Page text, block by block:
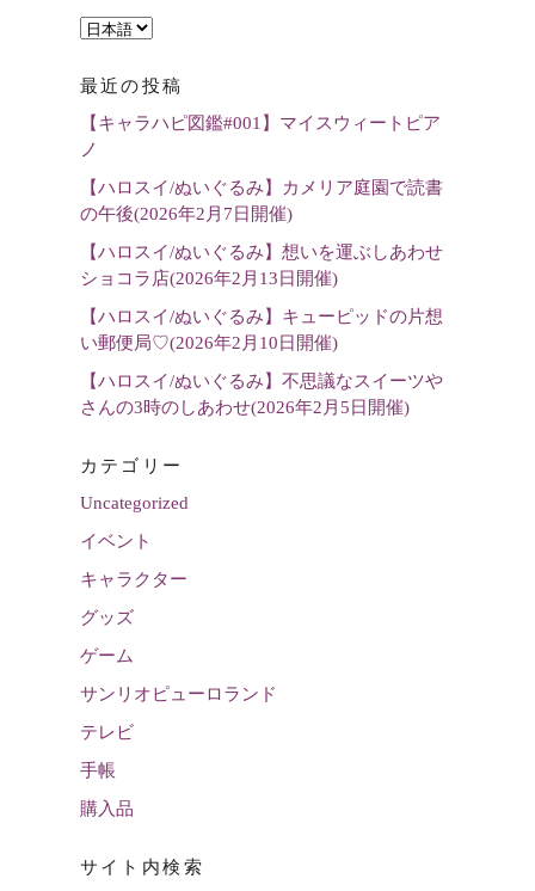
言
を
選
最近の投稿
【キャラハピ図鑑#001】マイスウィートピア
ノ
【ハロスイ/ぬいぐるみ】カメリア庭園で読書
の午後(2026年2月7日開催)
【ハロスイ/ぬいぐるみ】想いを運ぶしあわせ
ショコラ店(2026年2月13日開催)
【ハロスイ/ぬいぐるみ】キューピッドの片想
い郵便局♡(2026年2月10日開催)
【ハロスイ/ぬいぐるみ】不思議なスイーツや
さんの3時のしあわせ(2026年2月5日開催)
カテゴリー
Uncategorized
イベント
キャラクター
グッズ
ゲーム
サンリオピューロランド
テレビ
手帳
購入品
サイト内検索